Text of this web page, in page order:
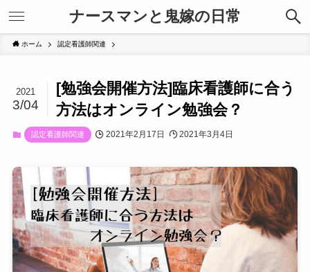
ナースマンと鬼嫁の日常
ホーム 認定看護師関連
[勉強会開催方法]臨床看護師に合う
方法はオンライン勉強会？
2021
3/04
認定看護師関連 2021年2月17日 2021年3月4日